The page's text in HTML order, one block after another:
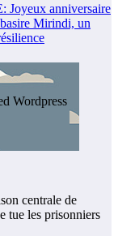
anniversaire
Mirindi, un
Wordpress
centrale de
tue les prisonniers